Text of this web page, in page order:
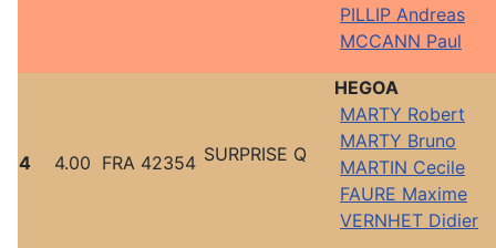
PILLIP Andreas
MCCANN Paul
4 4.00 FRA 42354 SURPRISE Q
HEGOA
MARTY Robert
MARTY Bruno
MARTIN Cecile
FAURE Maxime
VERNHET Didier